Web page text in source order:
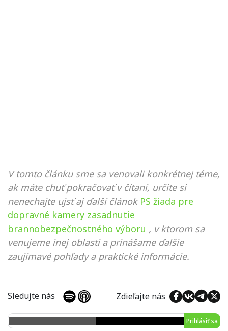
V tomto článku sme sa venovali konkrétnej téme,
ak máte chuť pokračovať v čítaní, určite si
nenechajte ujsť aj ďalší článok PS žiada pre
dopravné kamery zasadnutie
brannobezpečnostného výboru , v ktorom sa
venujeme inej oblasti a prinášame ďalšie
zaujímavé pohľady a praktické informácie.
Sledujte nás Zdieľajte nás
Prihlásiť sa